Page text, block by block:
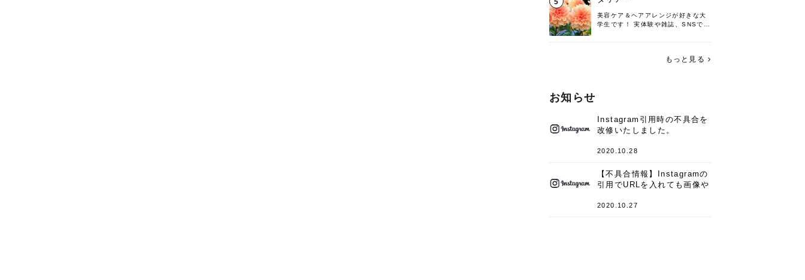
5
美容ケア＆ヘアアレンジが好きな大
学生です！ 実体験や雑誌、SNSで知
す。 これからよろしくお願いします
もっと見る
お知らせ
Instagram引用時の不具合を
改修いたしました。
2020.10.28
【不具合情報】Instagramの
引用でURLを入れても画像や
件
2020.10.27